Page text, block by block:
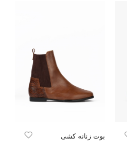
بوت زنانه کشی